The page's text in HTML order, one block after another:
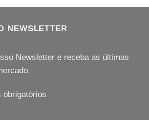
NEWSLETTER
Newsletter e receba as últimas
obrigatórios